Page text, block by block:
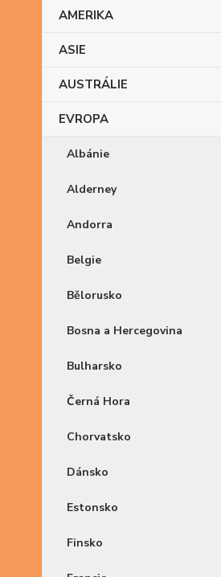
AMERIKA
ASIE
AUSTRÁLIE
EVROPA
Albánie
Alderney
Andorra
Belgie
Bělorusko
Bosna a Hercegovina
Bulharsko
Černá Hora
Chorvatsko
Dánsko
Estonsko
Finsko